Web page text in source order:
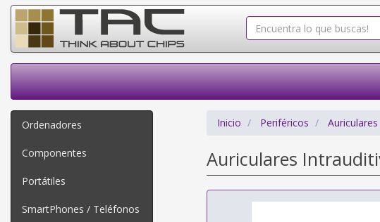
Ordenadores
Componentes
Portátiles
SmartPhones / Teléfonos
Inicio Periféricos Auriculares
Auriculares